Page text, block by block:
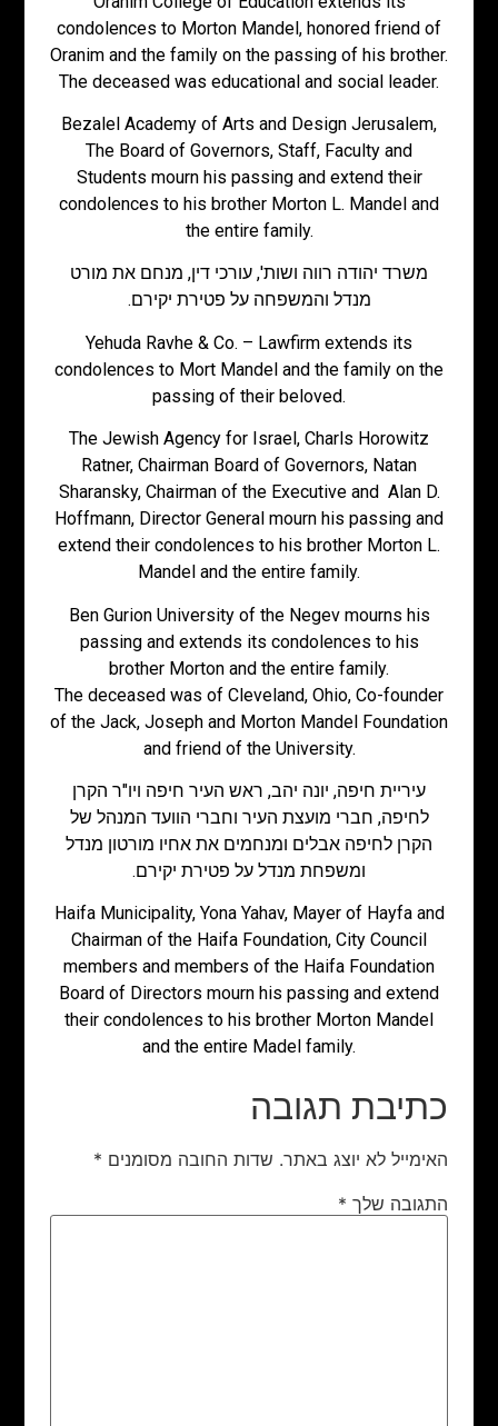
condolences to Morton Mandel, honored friend of
Oranim and the family on the passing of his brother.
The deceased was educational and social leader.
Bezalel Academy of Arts and Design Jerusalem,
The Board of Governors, Staff, Faculty and
Students mourn his passing and extend their
condolences to his brother Morton L. Mandel and
the entire family.
משרד יהודה רווה ושות', עורכי דין, מנחם את מורט
מנדל והמשפחה על פטירת יקירם.
Yehuda Ravhe & Co. – Lawfirm extends its
condolences to Mort Mandel and the family on the
passing of their beloved.
The Jewish Agency for Israel, Charls Horowitz
Ratner, Chairman Board of Governors, Natan
Sharansky, Chairman of the Executive and Alan D.
Hoffmann, Director General mourn his passing and
extend their condolences to his brother Morton L.
Mandel and the entire family.
Ben Gurion University of the Negev mourns his
passing and extends its condolences to his
brother Morton and the entire family.
The deceased was of Cleveland, Ohio, Co-founder
of the Jack, Joseph and Morton Mandel Foundation
and friend of the University.
עיריית חיפה, יונה יהב, ראש העיר חיפה ויו"ר הקרן
לחיפה, חברי מועצת העיר וחברי הוועד המנהל של
הקרן לחיפה אבלים ומנחמים את אחיו מורטון מנדל
ומשפחת מנדל על פטירת יקירם.
Haifa Municipality, Yona Yahav, Mayer of Hayfa and
Chairman of the Haifa Foundation, City Council
members and members of the Haifa Foundation
Board of Directors mourn his passing and extend
their condolences to his brother Morton Mandel
and the entire Madel family.
כתיבת תגובה
האימייל לא יוצג באתר. שדות החובה מסומנים *
התגובה שלך *